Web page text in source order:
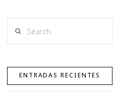
ENTRADAS RECIENTES